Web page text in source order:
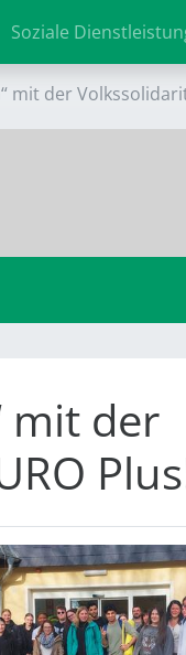
Soziale
mit der
mit der